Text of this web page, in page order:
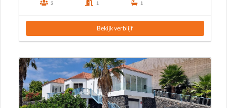
3 1 1
Bekijk verblijf